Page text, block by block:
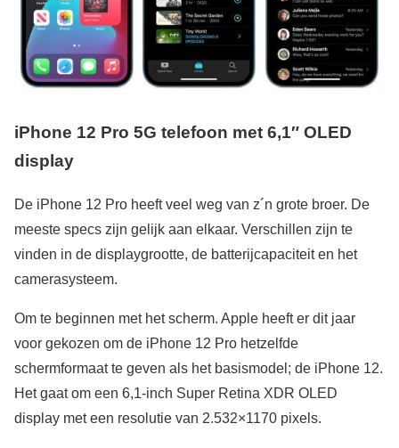
iPhone 12 Pro 5G telefoon met 6,1″ OLED
display
De iPhone 12 Pro heeft veel weg van z´n grote broer. De
meeste specs zijn gelijk aan elkaar. Verschillen zijn te
vinden in de displaygrootte, de batterijcapaciteit en het
camerasysteem.
Om te beginnen met het scherm. Apple heeft er dit jaar
voor gekozen om de iPhone 12 Pro hetzelfde
schermformaat te geven als het basismodel; de iPhone 12.
Het gaat om een 6,1-inch Super Retina XDR OLED
display met een resolutie van 2.532×1170 pixels.